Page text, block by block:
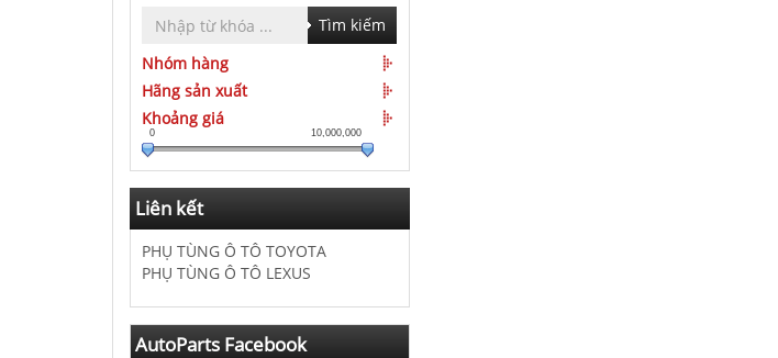
Tìm kiếm
Nhóm hàng
Hãng sản xuất
Khoảng giá
0 10,000,000
Liên kết
PHỤ TÙNG Ô TÔ TOYOTA
PHỤ TÙNG Ô TÔ LEXUS
AutoParts Facebook